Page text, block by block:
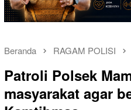
Beranda RAGAM POLISI
Patroli Polsek
masyarakat agar